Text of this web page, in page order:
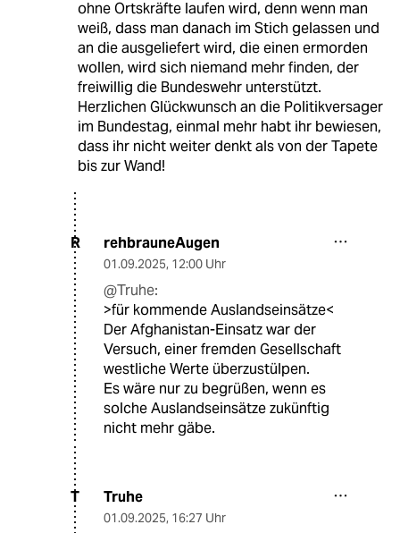
ohne Ortskräfte laufen wird, denn wenn man
weiß, dass man danach im Stich gelassen und
an die ausgeliefert wird, die einen ermorden
wollen, wird sich niemand mehr finden, der
freiwillig die Bundeswehr unterstützt.
Herzlichen Glückwunsch an die Politikversager
im Bundestag, einmal mehr habt ihr bewiesen,
dass ihr nicht weiter denkt als von der Tapete
bis zur Wand!
R rehbrauneAugen
01.09.2025, 12:00 Uhr
@Truhe:
>für kommende Auslandseinsätze<
Der Afghanistan-Einsatz war der
Versuch, einer fremden Gesellschaft
westliche Werte überzustülpen.
Es wäre nur zu begrüßen, wenn es
solche Auslandseinsätze zukünftig
nicht mehr gäbe.
T Truhe
01.09.2025, 16:27 Uhr